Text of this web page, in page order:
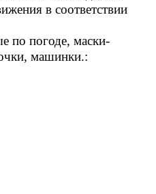
в соответствии
по погоде, маски-
машинки.: